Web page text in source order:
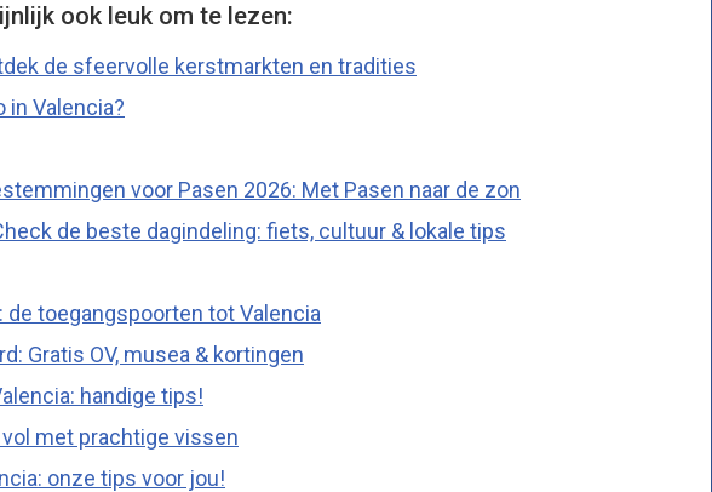
ook leuk om te lezen:
de sfeervolle kerstmarkten en tradities
in Valencia?
voor Pasen 2026: Met Pasen naar de zon
de beste dagindeling: fiets, cultuur & lokale tips
de toegangspoorten tot Valencia
Gratis OV, musea & kortingen
handige tips!
met prachtige vissen
onze tips voor jou!